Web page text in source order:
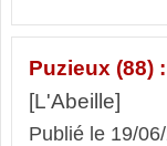
Puzieux (88)
[L'Abeille]
Publié le 19/